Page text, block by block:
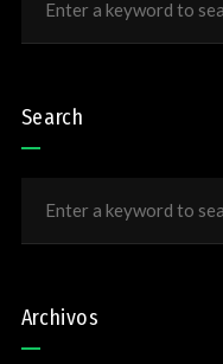
Search
Archivos